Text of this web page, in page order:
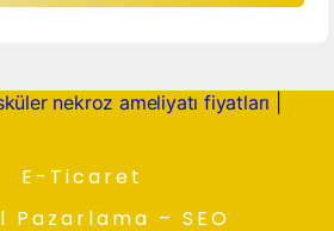
nekroz ameliyatı fiyatları
E-Ticaret
Pazarlama – SEO